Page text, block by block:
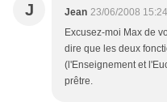
J Jean 23/06/2008 15:24
Excusez-moi Max de
dire que les deux
(l'Enseignement et
prêtre.